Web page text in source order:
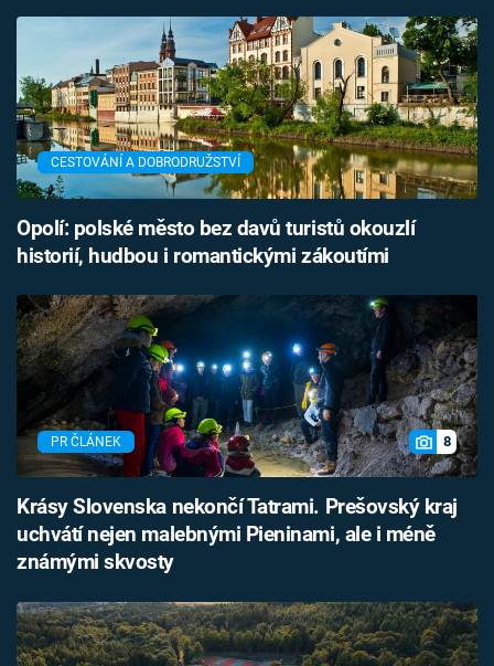
CESTOVÁNÍ A DOBRODRUŽSTVÍ
Opolí: polské město bez davů turistů okouzlí
historií, hudbou i romantickými zákoutími
PR ČLÁNEK 8
Krásy Slovenska nekončí Tatrami. Prešovský kraj
uchvátí nejen malebnými Pieninami, ale i méně
známými skvosty